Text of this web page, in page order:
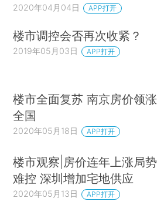
2020年04月04日 APP打开
楼市调控会否再次收紧？
2019年05月03日 APP打开
楼市全面复苏 南京房价领涨
全国
2020年05月18日 APP打开
楼市观察|房价连年上涨局势
难控 深圳增加宅地供应
2020年05月13日 APP打开